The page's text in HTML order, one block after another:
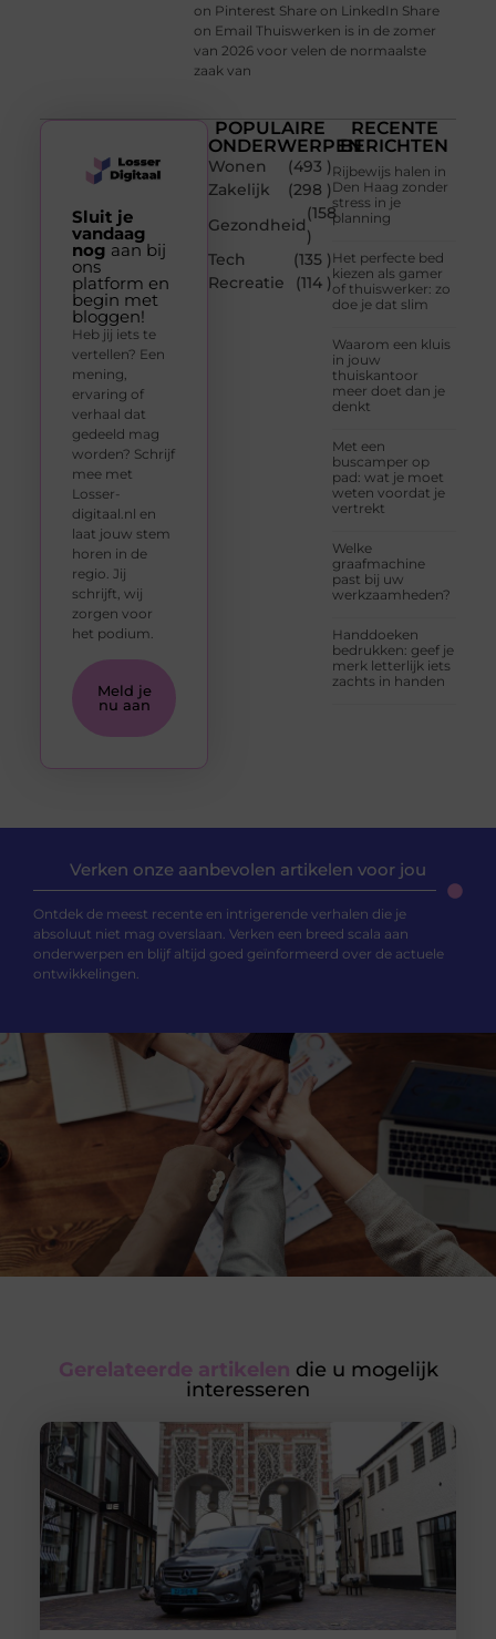
on Pinterest Share on LinkedIn Share
on Email Thuiswerken is in de zomer
van 2026 voor velen de normaalste
zaak van
POPULAIRE
ONDERWERPEN
Wonen
(493 )
Zakelijk
(298 )
Gezondheid
(158
)
Tech
(135 )
Recreatie
(114 )
RECENTE
BERICHTEN
Rijbewijs halen in
Den Haag zonder
stress in je
planning
Het perfecte bed
kiezen als gamer
of thuiswerker: zo
doe je dat slim
Waarom een kluis
in jouw
thuiskantoor
meer doet dan je
denkt
Met een
buscamper op
pad: wat je moet
weten voordat je
vertrekt
Welke
graafmachine
past bij uw
werkzaamheden?
Handdoeken
bedrukken: geef je
merk letterlijk iets
zachts in handen
Sluit je
vandaag
nog aan bij
ons
platform en
begin met
bloggen!
Heb jij iets te
vertellen? Een
mening,
ervaring of
verhaal dat
gedeeld mag
worden? Schrijf
mee met
Losser-
digitaal.nl en
laat jouw stem
horen in de
regio. Jij
schrijft, wij
zorgen voor
het podium.
Meld je
nu aan
Verken onze aanbevolen artikelen voor jou
Ontdek de meest recente en intrigerende verhalen die je
absoluut niet mag overslaan. Verken een breed scala aan
onderwerpen en blijf altijd goed geïnformeerd over de actuele
ontwikkelingen.
Gerelateerde artikelen die u mogelijk
interesseren